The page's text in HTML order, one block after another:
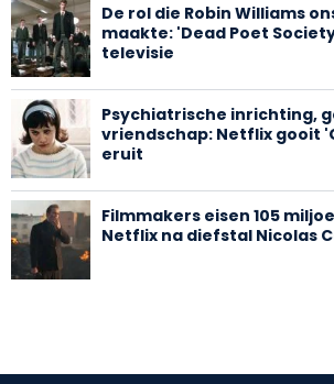
De rol die Robin Williams
maakte: 'Dead Poet
televisie
Psychiatrische inrichting,
vriendschap: Netflix gooit
eruit
Filmmakers eisen 105
Netflix na diefstal Nicolas